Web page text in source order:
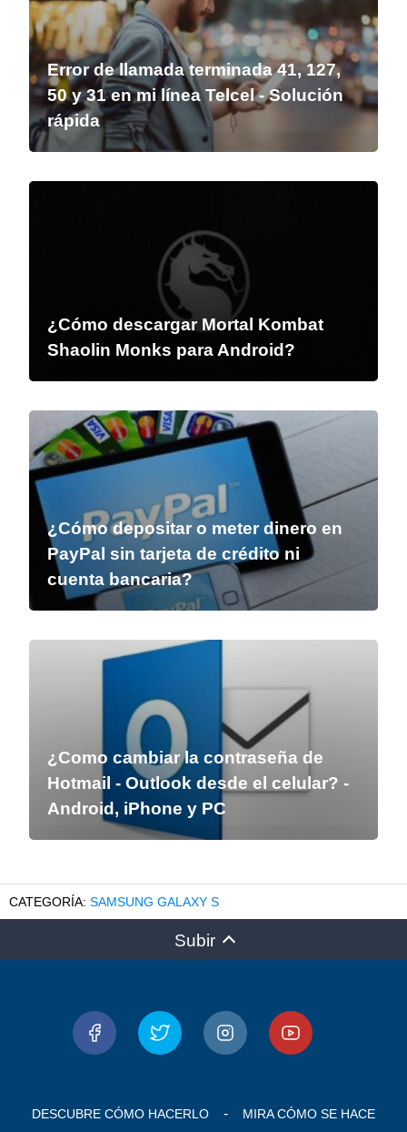
Error de llamada terminada 41, 127,
50 y 31 en mi línea Telcel - Solución
rápida
¿Cómo descargar Mortal Kombat
Shaolin Monks para Android?
¿Cómo depositar o meter dinero en
PayPal sin tarjeta de crédito ni
cuenta bancaria?
¿Como cambiar la contraseña de
Hotmail - Outlook desde el celular? -
Android, iPhone y PC
SAMSUNG GALAXY S
Subir
DESCUBRE CÓMO HACERLO MIRA CÓMO SE HACE